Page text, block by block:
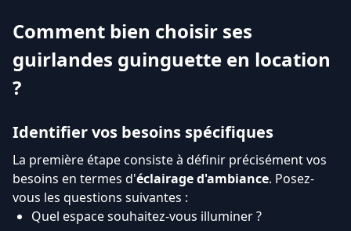
Comment bien choisir ses
guirlandes guinguette en location
?
Identifier vos besoins spécifiques
La première étape consiste à définir précisément vos
besoins en termes d'éclairage d'ambiance. Posez-
vous les questions suivantes :
Quel espace souhaitez-vous illuminer ?